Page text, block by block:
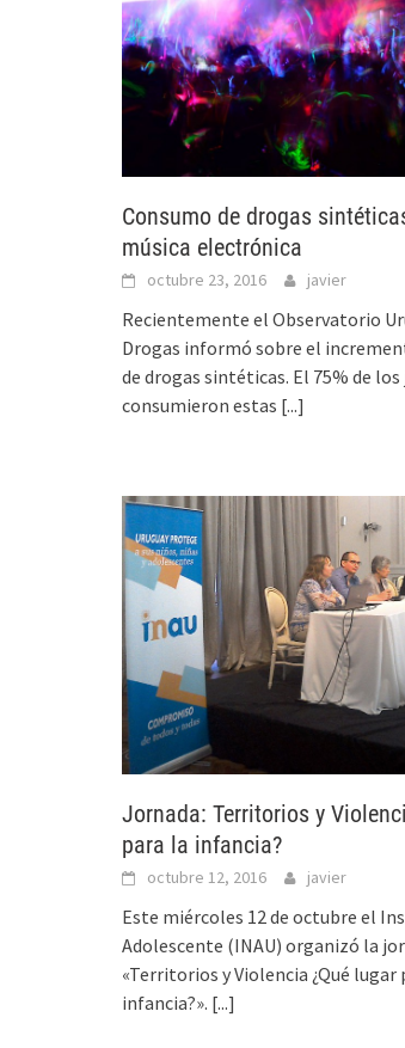
Consumo de drogas
música electrónica
octubre 23, 2016 javier
Recientemente el Observatorio
Drogas informó sobre el
de drogas sintéticas. El 75% de los
consumieron estas [...]
Jornada: Territorios y
para la infancia?
octubre 12, 2016 javier
Este miércoles 12 de octubre el
Adolescente (INAU) organizó la
«Territorios y Violencia ¿Qué lugar
infancia?». [...]